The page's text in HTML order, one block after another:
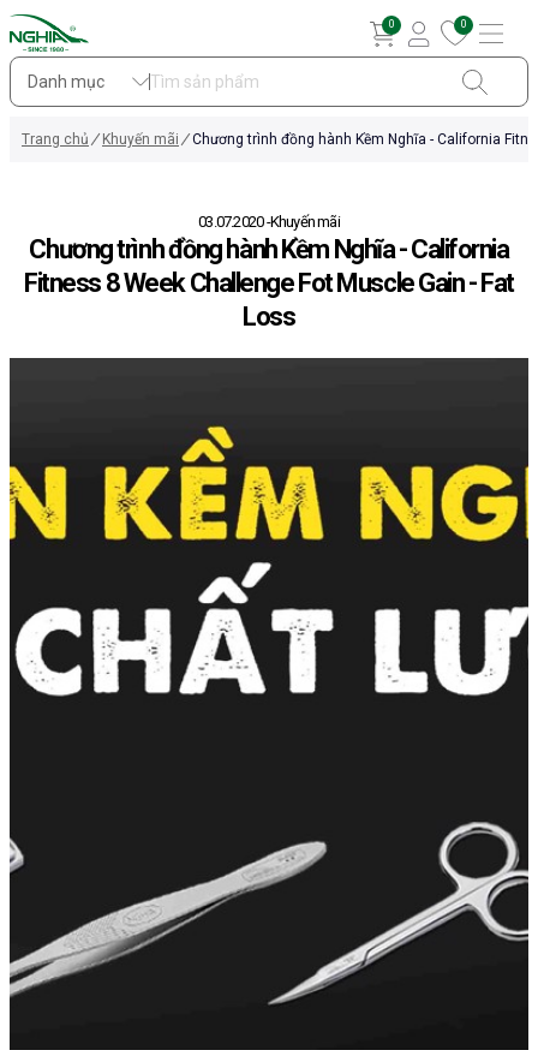
Danh mục
0 0
Trang chủ Khuyến mãi Chương trình đồng hành Kềm Nghĩa - California
03.07.2020 Khuyến mãi
Chương trình đồng hành Kềm Nghĩa - California
Fitness 8 Week Challenge Fot Muscle Gain - Fat
Loss